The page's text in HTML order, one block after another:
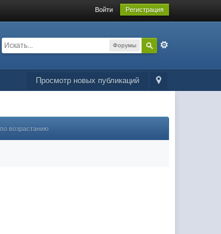
Войти Регистрация
Форумы
Просмотр новых публикаций
по возрастанию